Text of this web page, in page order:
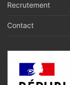
Recrutement
Contact